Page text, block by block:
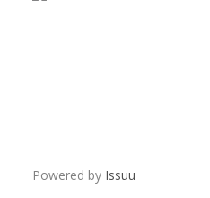
Powered by Issuu